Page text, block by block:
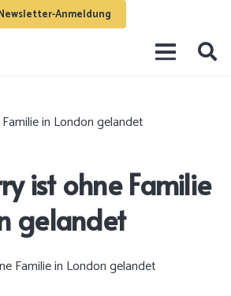
Anmeldung
in London gelandet
ist ohne Familie
gelandet